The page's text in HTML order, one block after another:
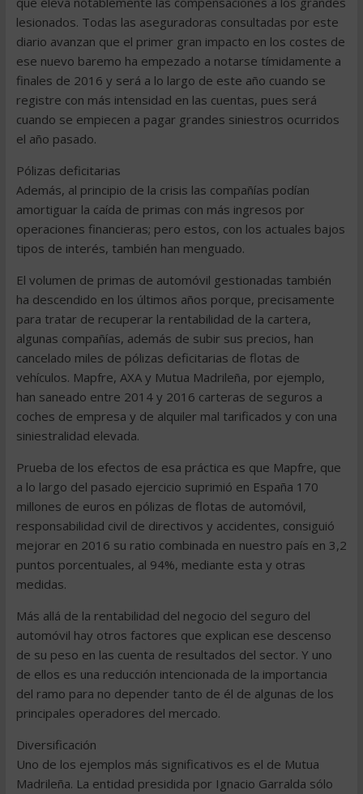
lesionados. Todas las aseguradoras consultadas por este
diario avanzan que el primer gran impacto en los costes de
ese nuevo baremo ha empezado a notarse tímidamente a
finales de 2016 y será a lo largo de este año cuando se
registre con más intensidad en las cuentas, pues será
cuando se empiecen a pagar grandes siniestros ocurridos
el año pasado.
Pólizas deficitarias
Además, al principio de la crisis las compañías podían
amortiguar la caída de primas con más ingresos por
operaciones financieras; pero estos, con los actuales bajos
tipos de interés, también han menguado.
El volumen de primas de automóvil gestionadas también
ha descendido en los últimos años porque, precisamente
para tratar de recuperar la rentabilidad de la cartera,
algunas compañías, además de subir sus precios, han
cancelado miles de pólizas deficitarias de flotas de
vehículos. Mapfre, AXA y Mutua Madrileña, por ejemplo,
han saneado entre 2014 y 2016 carteras de seguros a
coches de empresa y de alquiler mal tarificados y con una
siniestralidad elevada.
Prueba de los efectos de esa práctica es que Mapfre, que
a lo largo del pasado ejercicio suprimió en España 170
millones de euros en pólizas de flotas de automóvil,
responsabilidad civil de directivos y accidentes, consiguió
mejorar en 2016 su ratio combinada en nuestro país en 3,2
puntos porcentuales, al 94%, mediante esta y otras
medidas.
Más allá de la rentabilidad del negocio del seguro del
automóvil hay otros factores que explican ese descenso
de su peso en las cuenta de resultados del sector. Y uno
de ellos es una reducción intencionada de la importancia
del ramo para no depender tanto de él de algunas de los
principales operadores del mercado.
Diversificación
Uno de los ejemplos más significativos es el de Mutua
Madrileña. La entidad presidida por Ignacio Garralda sólo